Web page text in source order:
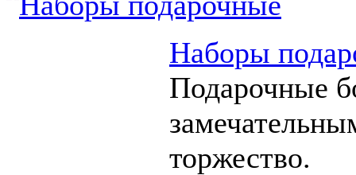
Наборы
Подарочные
торжество.